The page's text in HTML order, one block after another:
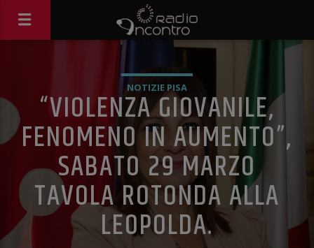
NOTIZIE PISA
“VIOLENZA GIOVANILE,
FENOMENO IN AUMENTO”,
SABATO 29 MARZO
TAVOLA ROTONDA ALLA
LEOPOLDA.